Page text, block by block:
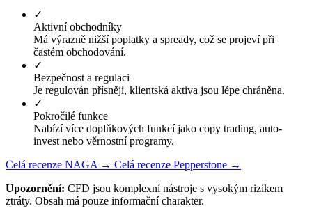
✓
Aktivní obchodníky
Má výrazně nižší poplatky a spready, což se projeví při
častém obchodování.
✓
Bezpečnost a regulaci
Je regulován přísněji, klientská aktiva jsou lépe chráněna.
✓
Pokročilé funkce
Nabízí více doplňkových funkcí jako copy trading, auto-
invest nebo věrnostní programy.
Celá recenze NAGA → Celá recenze Pepperstone →
Upozornění: CFD jsou komplexní nástroje s vysokým rizikem
ztráty. Obsah má pouze informační charakter.